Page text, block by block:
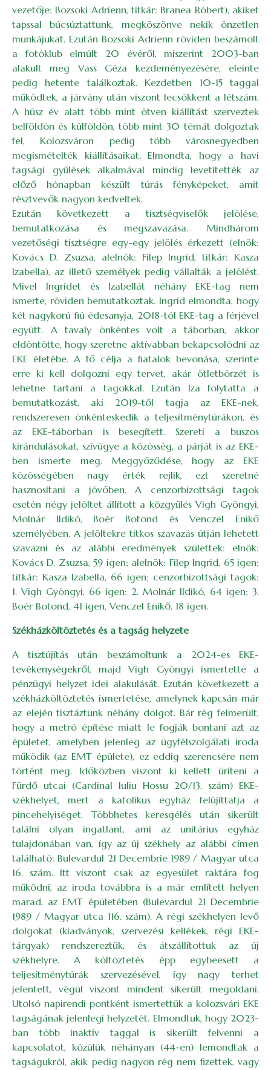
vezetője: Bozsoki Adrienn, titkár: Branea Róbert), akiket
tapssal búcsúztattunk, megköszönve nekik önzetlen
munkájukat. Ezután Bozsoki Adrienn röviden beszámolt
a fotóklub elmúlt 20 évéről, miszerint 2003-ban
alakult meg Vass Géza kezdeményezésére, eleinte
pedig hetente találkoztak. Kezdetben 10-15 taggal
működtek, a járvány után viszont lecsökkent a létszám.
A húsz év alatt több mint ötven kiállítást szerveztek
belföldön és külföldön, több mint 30 témát dolgoztak
fel, Kolozsváron pedig több városnegyedben
megismételték kiállításaikat. Elmondta, hogy a havi
tagsági gyűlések alkalmával mindig levetítették az
előző hónapban készült túrás fényképeket, amit
résztvevők nagyon kedveltek.
Ezután következett a tisztségviselők jelölése,
bemutatkozása és megszavazása. Mindhárom
vezetőségi tisztségre egy-egy jelölés érkezett (elnök:
Kovács D. Zsuzsa, alelnök: Filep Ingrid, titkár: Kasza
Izabella), az illető személyek pedig vállalták a jelölést.
Mivel Ingridet és Izabellát néhány EKE-tag nem
ismerte, röviden bemutatkoztak. Ingrid elmondta, hogy
két nagykorú fiú édesanyja, 2018-tól EKE-tag a férjével
együtt. A tavaly önkéntes volt a táborban, akkor
eldöntötte, hogy szeretne aktívabban bekapcsolódni az
EKE életébe. A fő célja a fiatalok bevonása, szerinte
erre ki kell dolgozni egy tervet, akár ötletbörzét is
lehetne tartani a tagokkal. Ezután Iza folytatta a
bemutatkozást, aki 2019-től tagja az EKE-nek,
rendszeresen önkénteskedik a teljesítménytúrákon, és
az EKE-táborban is besegített. Szereti a buszos
kirándulásokat, szívügye a közösség, a párját is az EKE-
ben ismerte meg. Meggyőződése, hogy az EKE
közösségében nagy érték rejlik, ezt szeretné
hasznosítani a jövőben. A cenzorbizottsági tagok
esetén négy jelöltet állított a közgyűlés Vigh Gyöngyi,
Molnár Ildikó, Boér Botond és Venczel Enikő
személyében. A jelöltekre titkos szavazás útján lehetett
szavazni és az alábbi eredmények születtek: elnök:
Kovács D. Zsuzsa, 59 igen; alelnök: Filep Ingrid, 65 igen;
titkár: Kasza Izabella, 66 igen; cenzorbizottsági tagok:
1. Vigh Gyöngyi, 66 igen; 2. Molnár Ildikó, 64 igen; 3.
Boér Botond, 41 igen, Venczel Enikő, 18 igen.
Székházköltöztetés és a tagság helyzete
A tisztújítás után beszámoltunk a 2024-es EKE-
tevékenységekről, majd Vigh Gyöngyi ismertette a
pénzügyi helyzet idei alakulását. Ezután következett a
székházköltöztetés ismertetése, amelynek kapcsán már
az elején tisztáztunk néhány dolgot. Bár rég felmerült,
hogy a metró építése miatt le fogják bontani azt az
épületet, amelyben jelenleg az ügyfélszolgálati iroda
működik (az EMT épülete), ez eddig szerencsére nem
történt meg. Időközben viszont ki kellett üríteni a
Fürdő utcai (Cardinal Iuliu Hossu 20/13. szám) EKE-
székhelyet, mert a katolikus egyház felújíttatja a
pincehelyiséget. Többhetes keresgélés után sikerült
találni olyan ingatlant, ami az unitárius egyház
tulajdonában van, így az új székhely az alábbi címen
található: Bulevardul 21 Decembrie 1989 / Magyar utca
16. szám. Itt viszont csak az egyesület raktára fog
működni, az iroda továbbra is a már említett helyen
marad, az EMT épületében (Bulevardul 21 Decembrie
1989 / Magyar utca 116. szám). A régi székhelyen levő
dolgokat (kiadványok, szervezési kellékek, régi EKE-
tárgyak) rendszereztük, és átszállítottuk az új
székhelyre. A költöztetés épp egybeesett a
teljesítménytúrák szervezésével, így nagy terhet
jelentett, végül viszont mindent sikerült megoldani.
Utolsó napirendi pontként ismertettük a kolozsvári EKE
tagságának jelenlegi helyzetét. Elmondtuk, hogy 2023-
ban több inaktív taggal is sikerült felvenni a
kapcsolatot, közülük néhányan (44-en) lemondtak a
tagságukról, akik pedig nagyon rég nem fizettek, vagy